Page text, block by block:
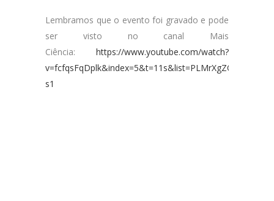
Lembramos que o evento foi gravado e pode
ser visto no canal Mais
Ciência: https://www.youtube.com/watch?
s1